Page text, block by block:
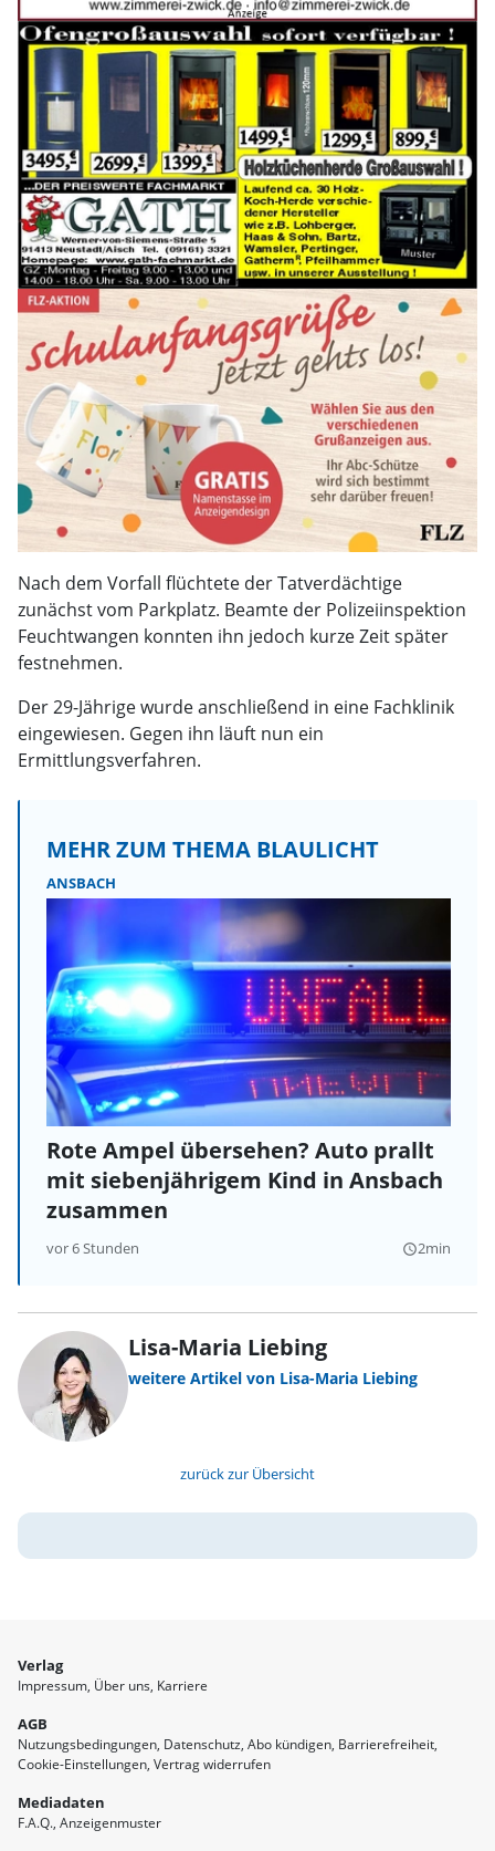
Nach dem Vorfall flüchtete der Tatverdächtige
zunächst vom Parkplatz. Beamte der Polizeiinspektion
Feuchtwangen konnten ihn jedoch kurze Zeit später
festnehmen.
Der 29-Jährige wurde anschließend in eine Fachklinik
eingewiesen. Gegen ihn läuft nun ein
Ermittlungsverfahren.
MEHR ZUM THEMA BLAULICHT
ANSBACH
Rote Ampel übersehen? Auto prallt
mit siebenjährigem Kind in Ansbach
zusammen
vor 6 Stunden query_builder2min
Lisa-Maria Liebing
weitere Artikel von Lisa-Maria Liebing
zurück zur Übersicht
Verlag
Impressum Über uns Karriere
AGB
Nutzungsbedingungen Datenschutz Abo kündigen Barrierefreiheit
Cookie-Einstellungen Vertrag widerrufen
Mediadaten
F.A.Q. Anzeigenmuster